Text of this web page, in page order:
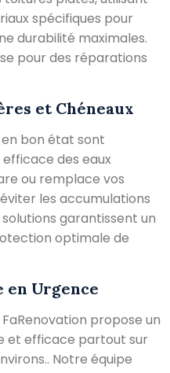
spécifiques pour
durabilité maximales.
pour des réparations
et Chéneaux
bon état sont
des eaux
ou remplace vos
les accumulations
garantissent un
optimale de
en Urgence
propose un
et efficace partout sur
Notre équipe